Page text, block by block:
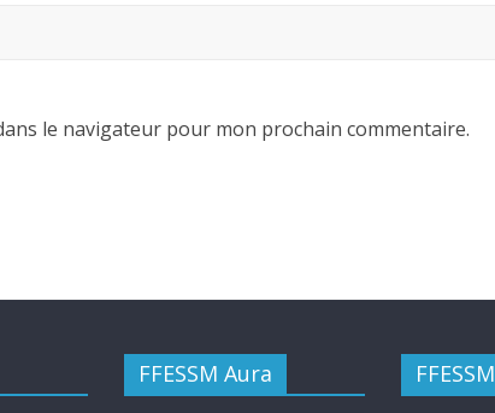
le navigateur pour mon prochain commentaire.
FFESSM Aura FFESSM